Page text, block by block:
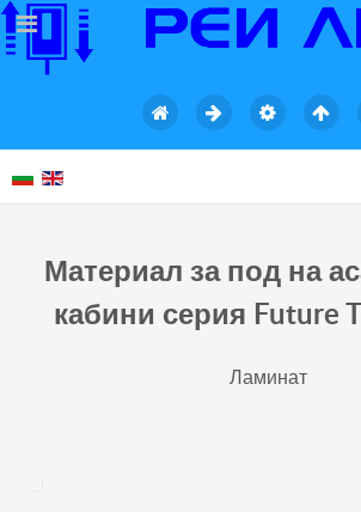
Материал за под на
кабини серия Future
Ламинат